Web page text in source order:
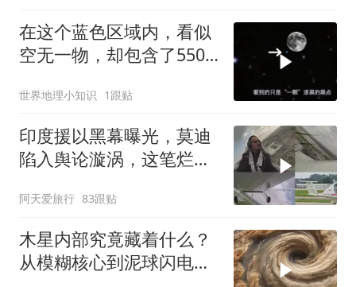
在这个蓝色区域内，看似
空无一物，却包含了5500
世界地理小知识 1跟贴
印度援以黑幕曝光，莫迪
陷入舆论漩涡，这笔烂账
阿天爱旅行 83跟贴
木星内部究竟藏着什么？
从模糊核心到泥球闪电，